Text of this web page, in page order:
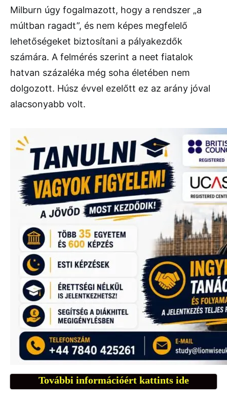
Milburn úgy fogalmazott, hogy a rendszer „a
múltban ragadt”, és nem képes megfelelő
lehetőségeket biztosítani a pályakezdők
számára. A felmérés szerint a neet fiatalok
hatvan százaléka még soha életében nem
dolgozott. Húsz évvel ezelőtt ez az arány jóval
alacsonyabb volt.
További információért kattints ide